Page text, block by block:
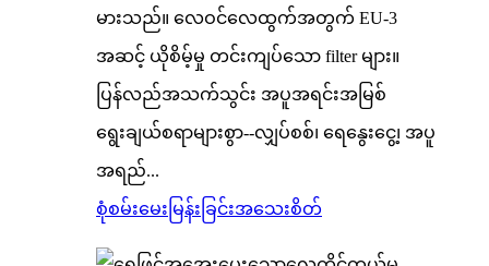
မားသည်။ လေဝင်လေထွက်အတွက် EU-3
အဆင့် ယိုစိမ့်မှု တင်းကျပ်သော filter များ။
ပြန်လည်အသက်သွင်း အပူအရင်းအမြစ်
ရွေးချယ်စရာများစွာ--လျှပ်စစ်၊ ရေနွေးငွေ့၊ အပူ
အရည်...
စုံစမ်းမေးမြန်းခြင်းအသေးစိတ်